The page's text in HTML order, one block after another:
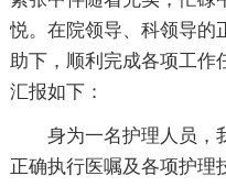
悦。在院领导、科领导的
助下，顺利完成各项工作
汇报如下：
身为一名护理人员，
正确执行医嘱及各项护理